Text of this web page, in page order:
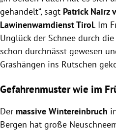
gehandelt“, sagt Patrick Nairz
Lawinenwarndienst Tirol. Im
Unglück der Schnee durch
schon durchnässt gewesen
Grashängen ins Rutschen
Gefahrenmuster wie im
Der massive Wintereinbruch
Bergen hat große